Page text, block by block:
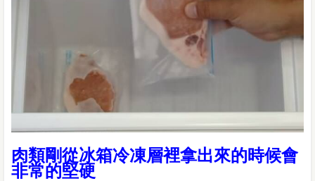
肉類剛從冰箱冷凍層裡拿出來的時候會
非常的堅硬